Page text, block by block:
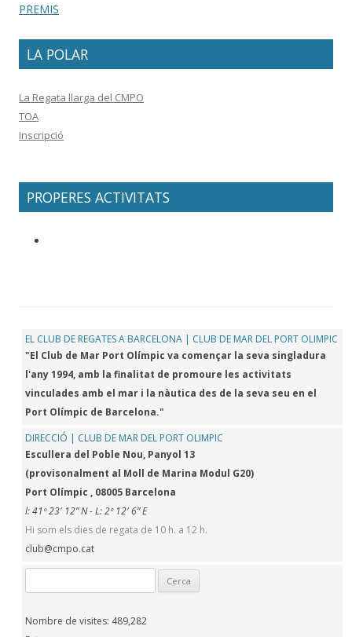
PREMIS
LA POLAR
La Regata llarga del CMPO
TOA
Inscripció
PROPERES ACTIVITATS
EL CLUB DE REGATES A BARCELONA | CLUB DE MAR DEL PORT OLIMPIC
"El Club de Mar Port Olímpic va començar la seva singladura
l'any 1994, amb la finalitat de promoure les activitats
vinculades amb el mar i la nàutica des de la seva seu en el
Port Olímpic de Barcelona."
DIRECCIÓ | CLUB DE MAR DEL PORT OLIMPIC
Escullera del Poble Nou, Panyol 13
(provisonalment al Moll de Marina Modul G20)
Port Olímpic , 08005 Barcelona
l: 41º 23′ 12” N - L: 2º 12′ 6” E
Hi som els dies de regata de 10 h. a 12 h.
club@cmpo.cat
Nombre de visites: 489,282